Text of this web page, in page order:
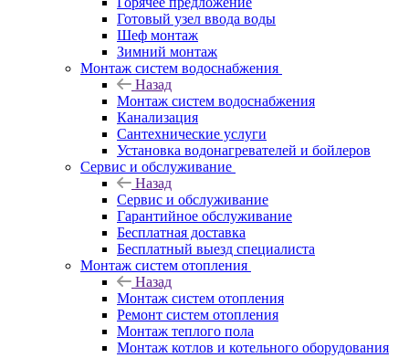
Готовый узел ввода воды
Шеф монтаж
Зимний монтаж
Монтаж систем водоснабжения
Назад
Монтаж систем водоснабжения
Канализация
Сантехнические услуги
Установка водонагревателей и бойлеров
Сервис и обслуживание
Назад
Сервис и обслуживание
Гарантийное обслуживание
Бесплатная доставка
Бесплатный выезд специалиста
Монтаж систем отопления
Назад
Монтаж систем отопления
Ремонт систем отопления
Монтаж теплого пола
Монтаж котлов и котельного оборудования